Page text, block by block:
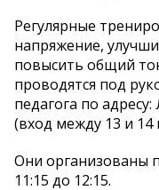
Регулярные
напряжение,
повысить общий
проводятся под
педагога по
(вход между 13 и 14
Они организованы
11:15 до 12:15.